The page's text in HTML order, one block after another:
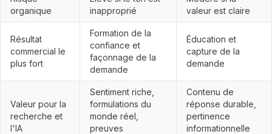
organique
inapproprié
valeur est claire
Résultat
commercial le
plus fort
Formation de la
confiance et
façonnage de la
demande
Éducation et
capture de la
demande
Valeur pour la
recherche et
l'IA
Sentiment riche,
formulations du
monde réel,
preuves
Contenu de
réponse durable,
pertinence
informationnelle